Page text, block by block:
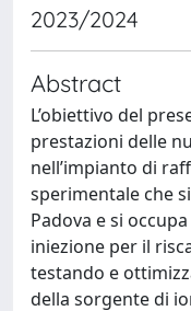
2023/2024
Abstract
L’obiettivo del
prestazioni delle
nell’impianto di
sperimentale che
Padova e si
iniezione per il
testando e
della sorgente di